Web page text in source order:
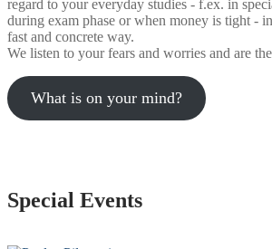
regard to your everyday studies - f.ex. in
during exam phase or when money is tight -
fast and concrete way.
We listen to your fears and worries and are
What is on your mind?
Special Events